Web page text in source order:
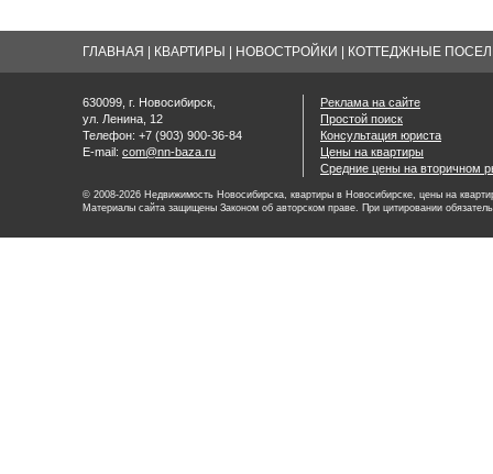
ГЛАВНАЯ КВАРТИРЫ НОВОСТРОЙКИ КОТТЕДЖНЫЕ
630099, г. Новосибирск,
ул. Ленина, 12
Телефон: +7 (903) 900-36-84
E-mail: com@nn-baza.ru
Реклама на сайте
Простой поиск
Консультация юриста
Цены на квартиры
Средние цены на вторичном
© 2008-2026 Недвижимость Новосибирска, квартиры в Новосибирске, цены на
Материалы сайта защищены Законом об авторском праве. При цитировании